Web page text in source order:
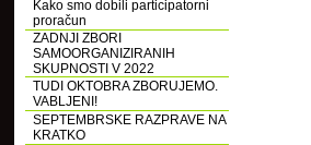
Kako smo dobili participatorni
proračun
ZADNJI ZBORI
SAMOORGANIZIRANIH
SKUPNOSTI V 2022
TUDI OKTOBRA ZBORUJEMO.
VABLJENI!
SEPTEMBRSKE RAZPRAVE NA
KRATKO